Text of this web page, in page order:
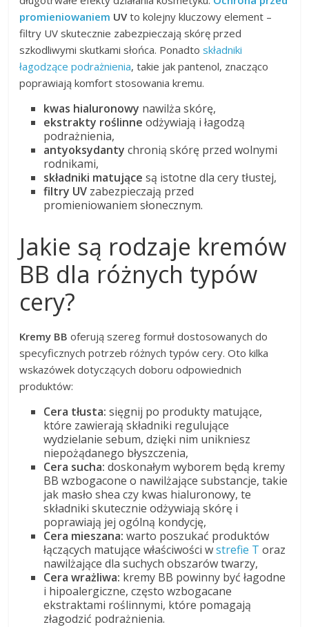
promieniowaniem UVto kolejny kluczowy element –
filtry UV skutecznie zabezpieczają skórę przed
szkodliwymi skutkami słońca. Ponadtoskładniki
łagodzące podrażnienia, takie jak pantenol, znacząco
poprawiają komfort stosowania kremu.
kwas hialuronowy nawilża skórę,
ekstrakty roślinne odżywiają i łagodzą
podrażnienia,
antyoksydanty chronią skórę przed wolnymi
rodnikami,
składniki matujące są istotne dla cery tłustej,
filtry UV zabezpieczają przed
promieniowaniem słonecznym.
Jakie są rodzaje kremów
BB dla różnych typów
cery?
Kremy BB oferują szereg formuł dostosowanych do
specyficznych potrzeb różnych typów cery. Oto kilka
wskazówek dotyczących doboru odpowiednich
produktów:
Cera tłusta: sięgnij po produkty matujące,
które zawierają składniki regulujące
wydzielanie sebum, dzięki nim unikniesz
niepożądanego błyszczenia,
Cera sucha: doskonałym wyborem będą kremy
BB wzbogacone o nawilżające substancje, takie
jak masło shea czy kwas hialuronowy, te
składniki skutecznie odżywiają skórę i
poprawiają jej ogólną kondycję,
Cera mieszana: warto poszukać produktów
łączących matujące właściwości wstrefie T oraz
nawilżające dla suchych obszarów twarzy,
Cera wrażliwa: kremy BB powinny być łagodne
i hipoalergiczne, często wzbogacane
ekstraktami roślinnymi, które pomagają
złagodzić podrażnienia.